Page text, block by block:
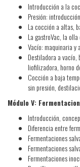
Introducción a la
Presión:
La cocción a altas,
La gastroVac, la
Vacío: maquinaria y
Destiladora a
liofilizadora, horno
Cocción a baja
sin presión,
Módulo V:
Introducción,
Diferencia entre
Fermentaciones
Fermentaciones
Fermentaciones